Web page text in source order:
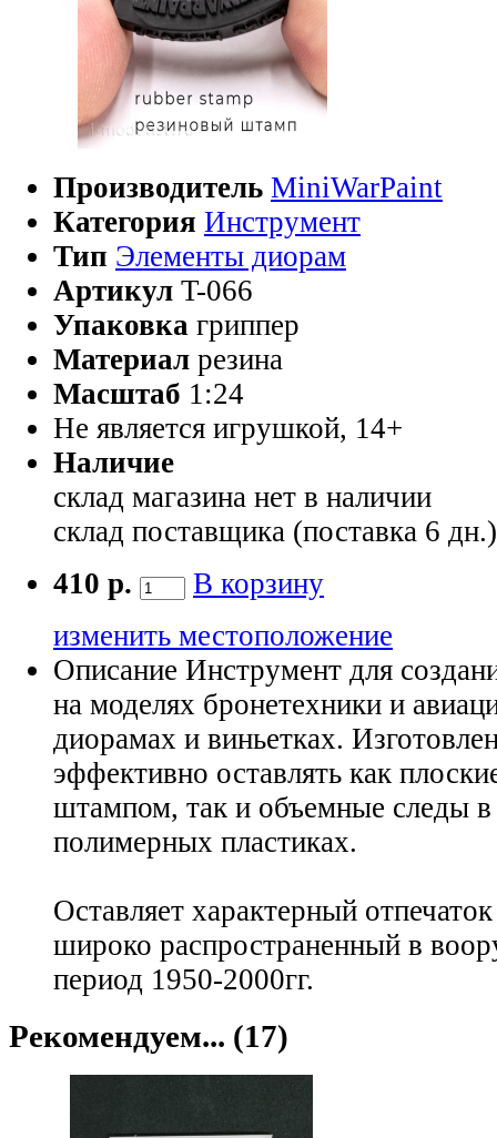
Производитель MiniWarPaint
Категория Инструмент
Тип Элементы диорам
Артикул T-066
Упаковка гриппер
Материал резина
Масштаб 1:24
Не является игрушкой, 14+
Наличие
склад магазина нет в наличии
склад поставщика (поставка 6
410 р.
В корзину
изменить местоположение
Описание Инструмент для
на моделях бронетехники и
диорамах и виньетках.
эффективно оставлять как
штампом, так и объемные следы
полимерных пластиках.
Оставляет характерный
широко распространенный в
период 1950-2000гг.
Рекомендуем... (17)